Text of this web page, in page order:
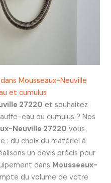
Mousseaux-Neuville
et cumulus
27220 et souhaitez
eau ou cumulus ? Nos
Neuville 27220 vous
: du choix du matériel à
un devis précis pour
dans Mousseaux-
du volume de votre